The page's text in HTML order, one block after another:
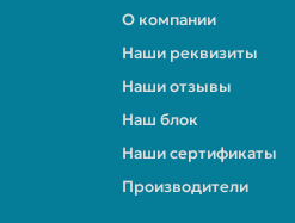
О компании
Наши реквизиты
Наши отзывы
Наш блок
Наши сертификаты
Производители